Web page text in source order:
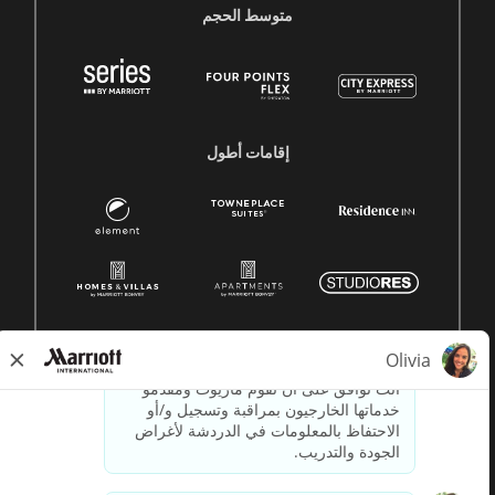
متوسط ​​الحجم
إقامات أطول